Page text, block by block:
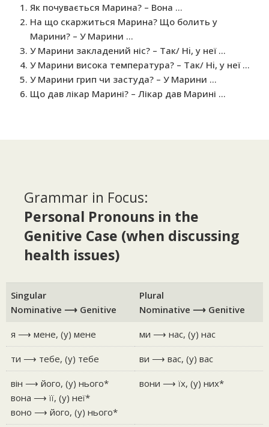
Як почувається Марина? – Вона …
На що скаржиться Марина? Що болить у
Марини? – У Марини …
У Марини закладений ніс? – Так/ Hi, у неї …
У Марини висока температура? – Так/ Hi, у неї …
У Марини грип чи застуда? – У Марини …
Що дав лікар Марині? – Лікар дав Марині …
Grammar in Focus:
Personal Pronouns in the
Genitive Case (when discussing
health issues)
Singular
Nominative ⟶ Genitive
Plural
Nominative ⟶ Genitive
я ⟶ мене, (у) мене ми ⟶ нас, (у) нас
ти ⟶ тебе, (у) тебе ви ⟶ вас, (у) вас
він ⟶ його, (у) нього*
вона ⟶ її, (у) неї*
воно ⟶ його, (у) нього*
вони ⟶ їх, (у) них*